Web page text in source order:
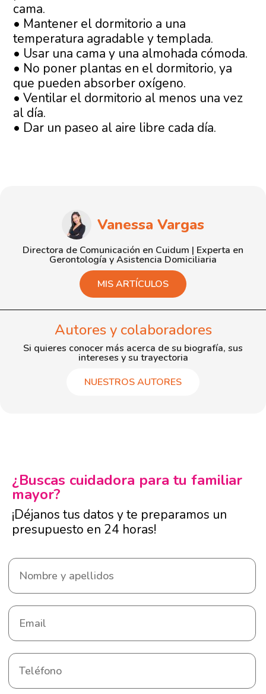
cama.
• Mantener el dormitorio a una
temperatura agradable y templada.
• Usar una cama y una almohada cómoda.
• No poner plantas en el dormitorio, ya
que pueden absorber oxígeno.
• Ventilar el dormitorio al menos una vez
al día.
• Dar un paseo al aire libre cada día.
Vanessa Vargas
Directora de Comunicación en Cuidum | Experta en
Gerontología y Asistencia Domiciliaria
MIS ARTÍCULOS
Autores y colaboradores
Si quieres conocer más acerca de su biografía, sus
intereses y su trayectoria
NUESTROS AUTORES
¿Buscas cuidadora para tu familiar
mayor?
¡Déjanos tus datos y te preparamos un
presupuesto en 24 horas!